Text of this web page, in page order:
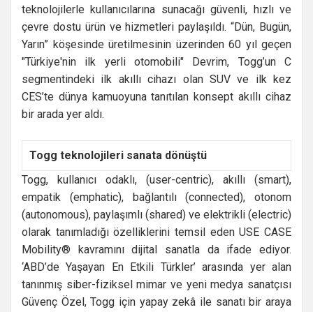
teknolojilerle kullanıcılarına sunacağı güvenli, hızlı ve
çevre dostu ürün ve hizmetleri paylaşıldı. “Dün, Bugün,
Yarın” köşesinde üretilmesinin üzerinden 60 yıl geçen
"Türkiye'nin ilk yerli otomobili" Devrim, Togg’un C
segmentindeki ilk akıllı cihazı olan SUV ve ilk kez
CES’te dünya kamuoyuna tanıtılan konsept akıllı cihaz
bir arada yer aldı.
Togg teknolojileri sanata dönüştü
Togg, kullanıcı odaklı, (user-centric), akıllı (smart),
empatik (emphatic), bağlantılı (connected), otonom
(autonomous), paylaşımlı (shared) ve elektrikli (electric)
olarak tanımladığı özelliklerini temsil eden USE CASE
Mobility® kavramını dijital sanatla da ifade ediyor.
‘ABD’de Yaşayan En Etkili Türkler’ arasında yer alan
tanınmış siber-fiziksel mimar ve yeni medya sanatçısı
Güvenç Özel, Togg için yapay zekâ ile sanatı bir araya